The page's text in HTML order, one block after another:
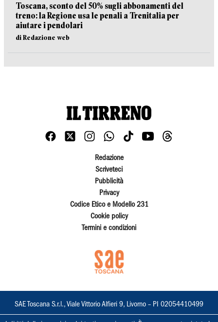
Toscana, sconto del 50% sugli abbonamenti del
treno: la Regione usa le penali a Trenitalia per
aiutare i pendolari
di Redazione web
Redazione
Scriveteci
Pubblicità
Privacy
Codice Etico e Modello 231
Cookie policy
Termini e condizioni
SAE Toscana S.r.l., Viale Vittorio Alfieri 9, Livorno – PI 02054410499